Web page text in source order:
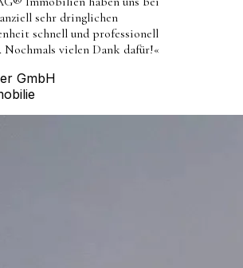
sehr dringlichen
schnell und professionell
Nochmals vielen Dank dafür!«
GmbH